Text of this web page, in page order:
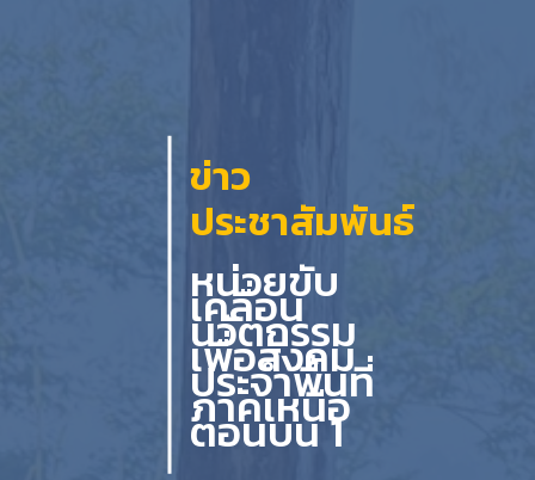
ข่าว
ประชาสัมพันธ์
หน่วยขับ
เคลื่อน
นวัตกรรม
เพื่อสังคม
ประจำพื้นที่
ภาคเหนือ
ตอนบน 1